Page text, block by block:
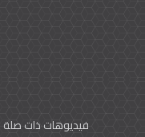
فيديوهات ذات صلة